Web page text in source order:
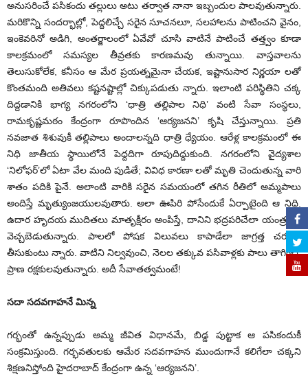
అనుసరించే పసికందు తల్లులు అటు తర్వాత నానా ఇబ్బందుల పాలవుతున్నారు.
మరికొన్ని సందర్భాల్లో, పెద్దలిచ్చే సరైన సూచనలూ, సలహాలను పాటించని వైనం,
ఇంకెవరినో అడిగి, అంతర్జాలంలో ఏవేవో చూసి వాటినే పాటించే తత్త్వం కూడా
కాలక్రమంలో సమస్యల తీవ్రతకు కారణమవు తున్నాయి. వాస్తవాలను
తెలుసుకోలేక, కనీసం ఆ మేర ప్రయత్నమైనా చేయక, ఇష్టానుసార నిర్ణయా లతో
కొంతమంది అతివలు కష్టనష్టాల్లో చిక్కుపడుతు న్నారు. ఇలాంటి పరిస్థితిని చక్క
దిద్దడానికి భాగ్య నగరంలోని ‘ధాత్రి తల్లిపాల నిధి’ వంటి సేవా సంస్థలు,
రామకృష్ణమఠం కేంద్రంగా రూపొందిన ‘ఆర్యజనని’ కృషి చేస్తున్నాయి. ప్రతి
నవజాత శిశువుకీ తల్లిపాలు అందాలన్నది ధాత్రి ధ్యేయం. ఆరేళ్ల కాలక్రమంలో ఈ
నిధి జాతీయ స్థాయిలోనే పెద్దదిగా రూపుదిద్దుకుంది. నగరంలోని వైద్యశాల
‘నిలోఫర్‌’‌లో ఏటా వేల మంది పుడితే; వివిధ కారణా లతో మృతి చెందుతున్న వారి
శాతం పదికి పైనే. అలాంటి వారికి సరైన సమయంలో తగిన రీతిలో అమ్మపాలు
అందిస్తే మృత్యుంజయులవుతారు. అలా ఊపిరి పోసేందుకే ఏర్పాటైంది ఆ నిధి.
ఉదార హృదయ ముదితలు మాతృక్షీరం అంపిస్తే, దానిని భద్రపరిచేలా యంత్రంతో
వెచ్చబెడుతున్నారు. పాలలో పోషక విలువలు కాపాడేలా జాగ్రత్త చర్యలు
తీసుకుంటు న్నారు. వాటిని నిల్వవుంచి, నెలల తక్కువ పసివాళ్లకు పాలు తాగించి,
ప్రాణ రక్షకులవుతున్నారు. అదీ సేవాతత్వమంటే!
సదా సదవగాహనే మిన్న
గర్భంతో ఉన్నప్పుడు అమ్మ జీవిత విధానమే, బిడ్డ పుట్టాక ఆ పసికందుకీ
సంక్రమిస్తుంది. గర్భవతులకు ఆమేర సదవగాహన ముందుగానే కలిగేలా చక్కని
శిక్షణనిస్తోంది హైదరాబాద్‌ ‌కేంద్రంగా ఉన్న ‘ఆర్యజనని’.